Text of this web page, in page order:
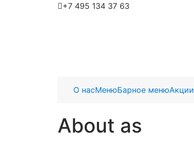
+7 495 134 37 63
О насМенюБарное менюАкции
About as